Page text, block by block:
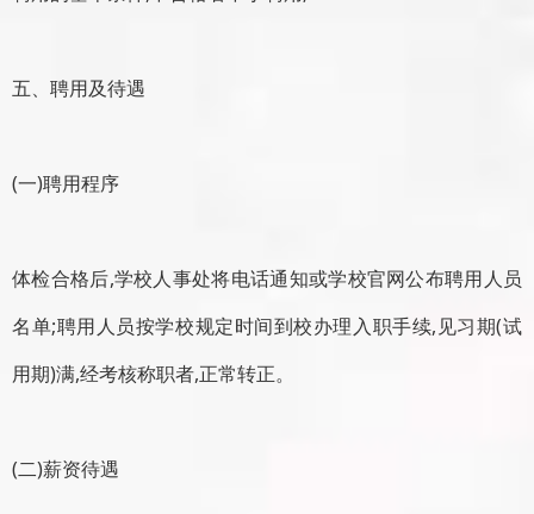
五、聘用及待遇
(一)聘用程序
体检合格后,学校人事处将电话通知或学校官网公布聘用人员
名单;聘用人员按学校规定时间到校办理入职手续,见习期(试
用期)满,经考核称职者,正常转正。
(二)薪资待遇